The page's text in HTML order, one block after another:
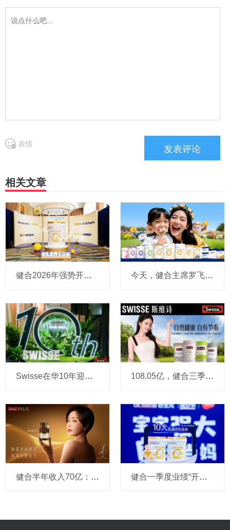
表情
相关文章
健合2026年强势开局：一季度营收增长33.8%，推出HMO奶粉锚定增长新引擎，Swisse加速渗透新兴渠道 今天，健合主席罗飞说：Swisse首次跻身10亿美元品牌，奶粉业务强劲反弹，宠物食品北美迅速跻身Tik Tok头部品牌
Swisse在华10年迎来新起点：突破10亿澳元后，要加速强攻4000亿蓝海 108.05亿，健合三季报今天出炉：成人营养品贡献52.4亿，奶粉业务大幅增长35.2%
健合半年收入70亿：CEO今天说奶粉业务重回增长，合生元份额创新高，Swisse拿下多个“排名第一” 健合一季度业绩“开门红”！今天，高层直接回应关税影响